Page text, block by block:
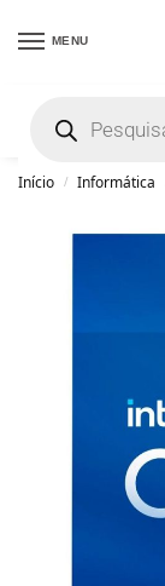
MENU
Início / Informática